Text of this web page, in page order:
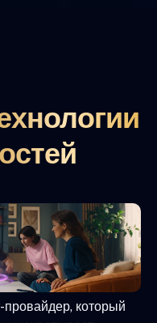
провайдер, который